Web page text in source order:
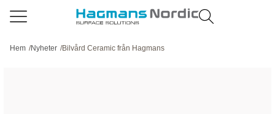
Hem /Nyheter /Bilvård Ceramic från Hagmans